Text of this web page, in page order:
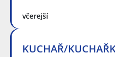
včerejší
KUCHAŘ/